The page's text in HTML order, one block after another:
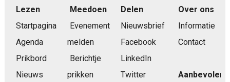
Lezen
Startpagina
Agenda
Prikbord
Nieuws
Meedoen
Evenement
melden
Berichtje
prikken
Delen
Nieuwsbrief
Facebook
LinkedIn
Twitter
Over ons
Informatie
Contact
Aanbevolen